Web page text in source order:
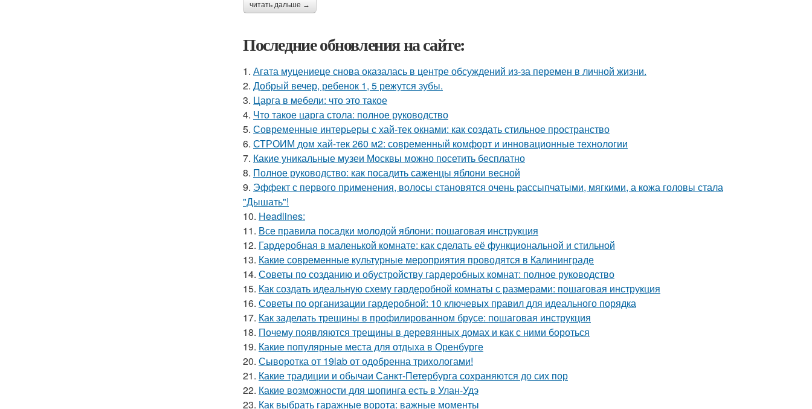
читать дальше →
Последние обновления на сайте:
1. Агата муцениеце снова оказалась в центре обсуждений из-за перемен в личной жизни.
2. Добрый вечер, ребенок 1, 5 режутся зубы.
3. Царга в мебели: что это такое
4. Что такое царга стола: полное руководство
5. Современные интерьеры с хай-тек окнами: как создать стильное пространство
6. СТРОИМ дом хай-тек 260 м2: современный комфорт и инновационные технологии
7. Какие уникальные музеи Москвы можно посетить бесплатно
8. Полное руководство: как посадить саженцы яблони весной
9. Эффект с первого применения, волосы становятся очень рассыпчатыми, мягкими, а кожа головы стала
"Дышать"!
10. Headlines:
11. Все правила посадки молодой яблони: пошаговая инструкция
12. Гардеробная в маленькой комнате: как сделать её функциональной и стильной
13. Какие современные культурные мероприятия проводятся в Калининграде
14. Советы по созданию и обустройству гардеробных комнат: полное руководство
15. Как создать идеальную схему гардеробной комнаты с размерами: пошаговая инструкция
16. Советы по организации гардеробной: 10 ключевых правил для идеального порядка
17. Как заделать трещины в профилированном брусе: пошаговая инструкция
18. Почему появляются трещины в деревянных домах и как с ними бороться
19. Какие популярные места для отдыха в Оренбурге
20. Сыворотка от 19lab от одобренна трихологами!
21. Какие традиции и обычаи Санкт-Петербурга сохраняются до сих пор
22. Какие возможности для шопинга есть в Улан-Удэ
23. Как выбрать гаражные ворота: важные моменты